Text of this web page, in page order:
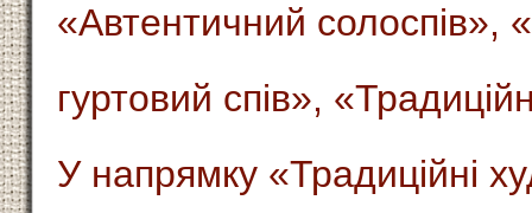
«Автентичний солоспів»,
гуртовий спів»,
У напрямку «Традиційні